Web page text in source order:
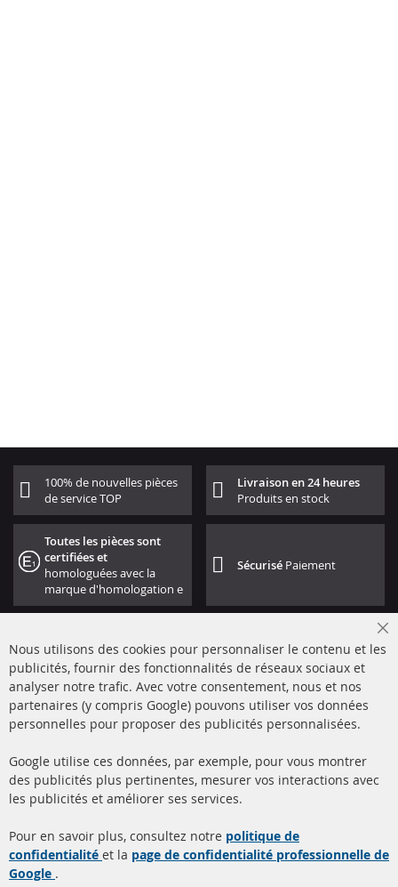
100% de nouvelles pièces
de service TOP
Livraison en 24 heures
Produits en stock
Toutes les pièces sont
certifiées et
homologuées avec la
marque d'homologation e
Sécurisé Paiement
+49 (0) 4533 799000
info@contra-automotive.de
facebook
instagram
Filtres à particules diesel
(FPD)
à propos de nous
Nous utilisons des cookies pour personnaliser le contenu et les
publicités, fournir des fonctionnalités de réseaux sociaux et
analyser notre trafic. Avec votre consentement, nous et nos
partenaires (y compris Google) pouvons utiliser vos données
personnelles pour proposer des publicités personnalisées.
Google utilise ces données, par exemple, pour vous montrer
des publicités plus pertinentes, mesurer vos interactions avec
les publicités et améliorer ses services.
Pour en savoir plus, consultez notre politique de
confidentialité et la page de confidentialité professionnelle de
Google .